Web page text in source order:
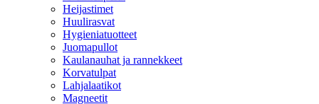
Heijastimet
Huulirasvat
Hygieniatuotteet
Juomapullot
Kaulanauhat ja rannekkeet
Korvatulpat
Lahjalaatikot
Magneetit